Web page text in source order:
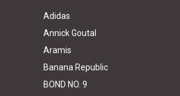
Adidas
Annick Goutal
Aramis
Banana Republic
BOND NO. 9